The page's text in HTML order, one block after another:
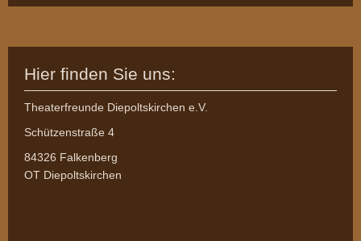
Hier finden Sie uns:
Theaterfreunde Diepoltskirchen e.V.
Schützenstraße 4
84326 Falkenberg
OT Diepoltskirchen